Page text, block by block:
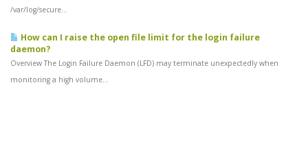
/var/log/secure...
How can I raise the open file limit for the login failure
daemon?
Overview The Login Failure Daemon (LFD) may terminate unexpectedly when
monitoring a high volume...